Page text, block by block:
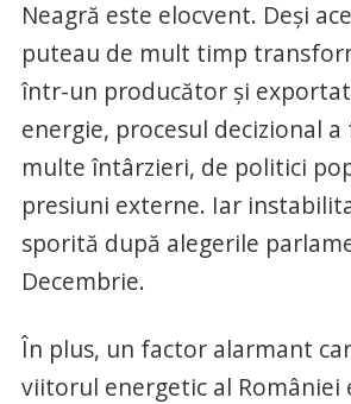
Neagră este elocvent. Deși
puteau de mult timp
într-un producător și
energie, procesul decizional
multe întârzieri, de politici
presiuni externe. Iar
sporită după alegerile
Decembrie.
În plus, un factor alarmant
viitorul energetic al României